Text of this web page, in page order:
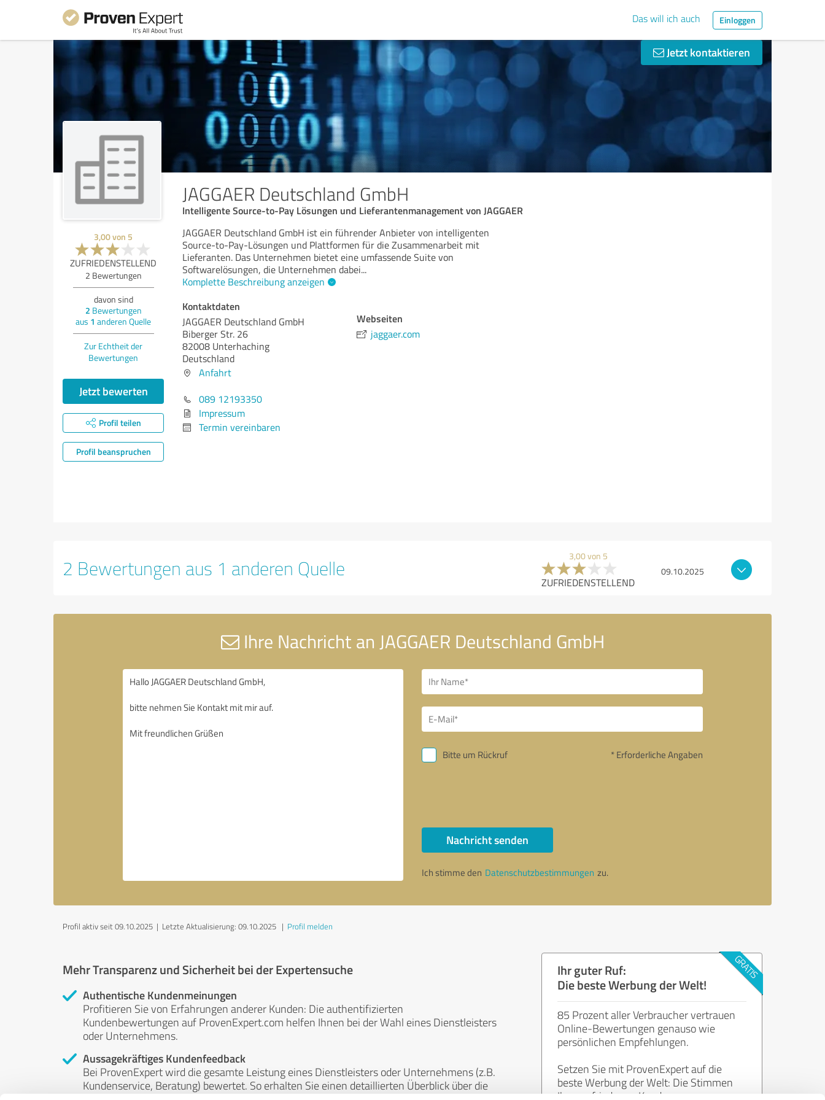
Das will ich auch Einloggen
Jetzt kontaktieren
JAGGAER Deutschland GmbH
Intelligente Source-to-Pay Lösungen und Lieferantenmanagement von JAGGAER
3,00von 5
ZUFRIEDENSTELLEND
2 Bewertungen
davon sind
2 Bewertungen
aus 1 anderen Quelle
Zur Echtheit der
Bewertungen
Jetzt bewerten
Profil teilen
Profil beanspruchen
JAGGAER Deutschland GmbH ist ein führender Anbieter von intelligenten
Source-to-Pay-Lösungen und Plattformen für die Zusammenarbeit mit
Lieferanten. Das Unternehmen bietet eine umfassende Suite von
Softwarelösungen, die Unternehmen dabei...
Komplette Beschreibung anzeigen
Kontaktdaten
JAGGAER Deutschland GmbH
Biberger Str. 26
82008 Unterhaching
Deutschland
Anfahrt
089 12193350
Impressum
Termin vereinbaren
Webseiten
jaggaer.com
2 Bewertungen aus 1 anderen Quelle 3,00 von 5
ZUFRIEDENSTELLEND
09.10.2025
Ihre Nachricht an JAGGAER Deutschland GmbH
Bitte um Rückruf * Erforderliche Angaben
Nachricht senden
Ich stimme den Datenschutzbestimmungen zu.
Profil aktiv seit 09.10.2025 | Letzte Aktualisierung: 09.10.2025 | Profil melden
Mehr Transparenz und Sicherheit bei der Expertensuche
Authentische Kundenmeinungen
Profitieren Sie von Erfahrungen anderer Kunden: Die authentifizierten
Kundenbewertungen auf ProvenExpert.com helfen Ihnen bei der Wahl eines Dienstleisters
oder Unternehmens.
Aussagekräftiges Kundenfeedback
Bei ProvenExpert wird die gesamte Leistung eines Dienstleisters oder Unternehmens (z.B.
Kundenservice, Beratung) bewertet. So erhalten Sie einen detaillierten Überblick über die
Ihr guter Ruf:
Die beste Werbung der Welt!
85 Prozent aller Verbraucher vertrauen
Online-Bewertungen genauso wie
persönlichen Empfehlungen.
Setzen Sie mit ProvenExpert auf die
beste Werbung der Welt: Die Stimmen
Ihrer zufriedenen Kunden.